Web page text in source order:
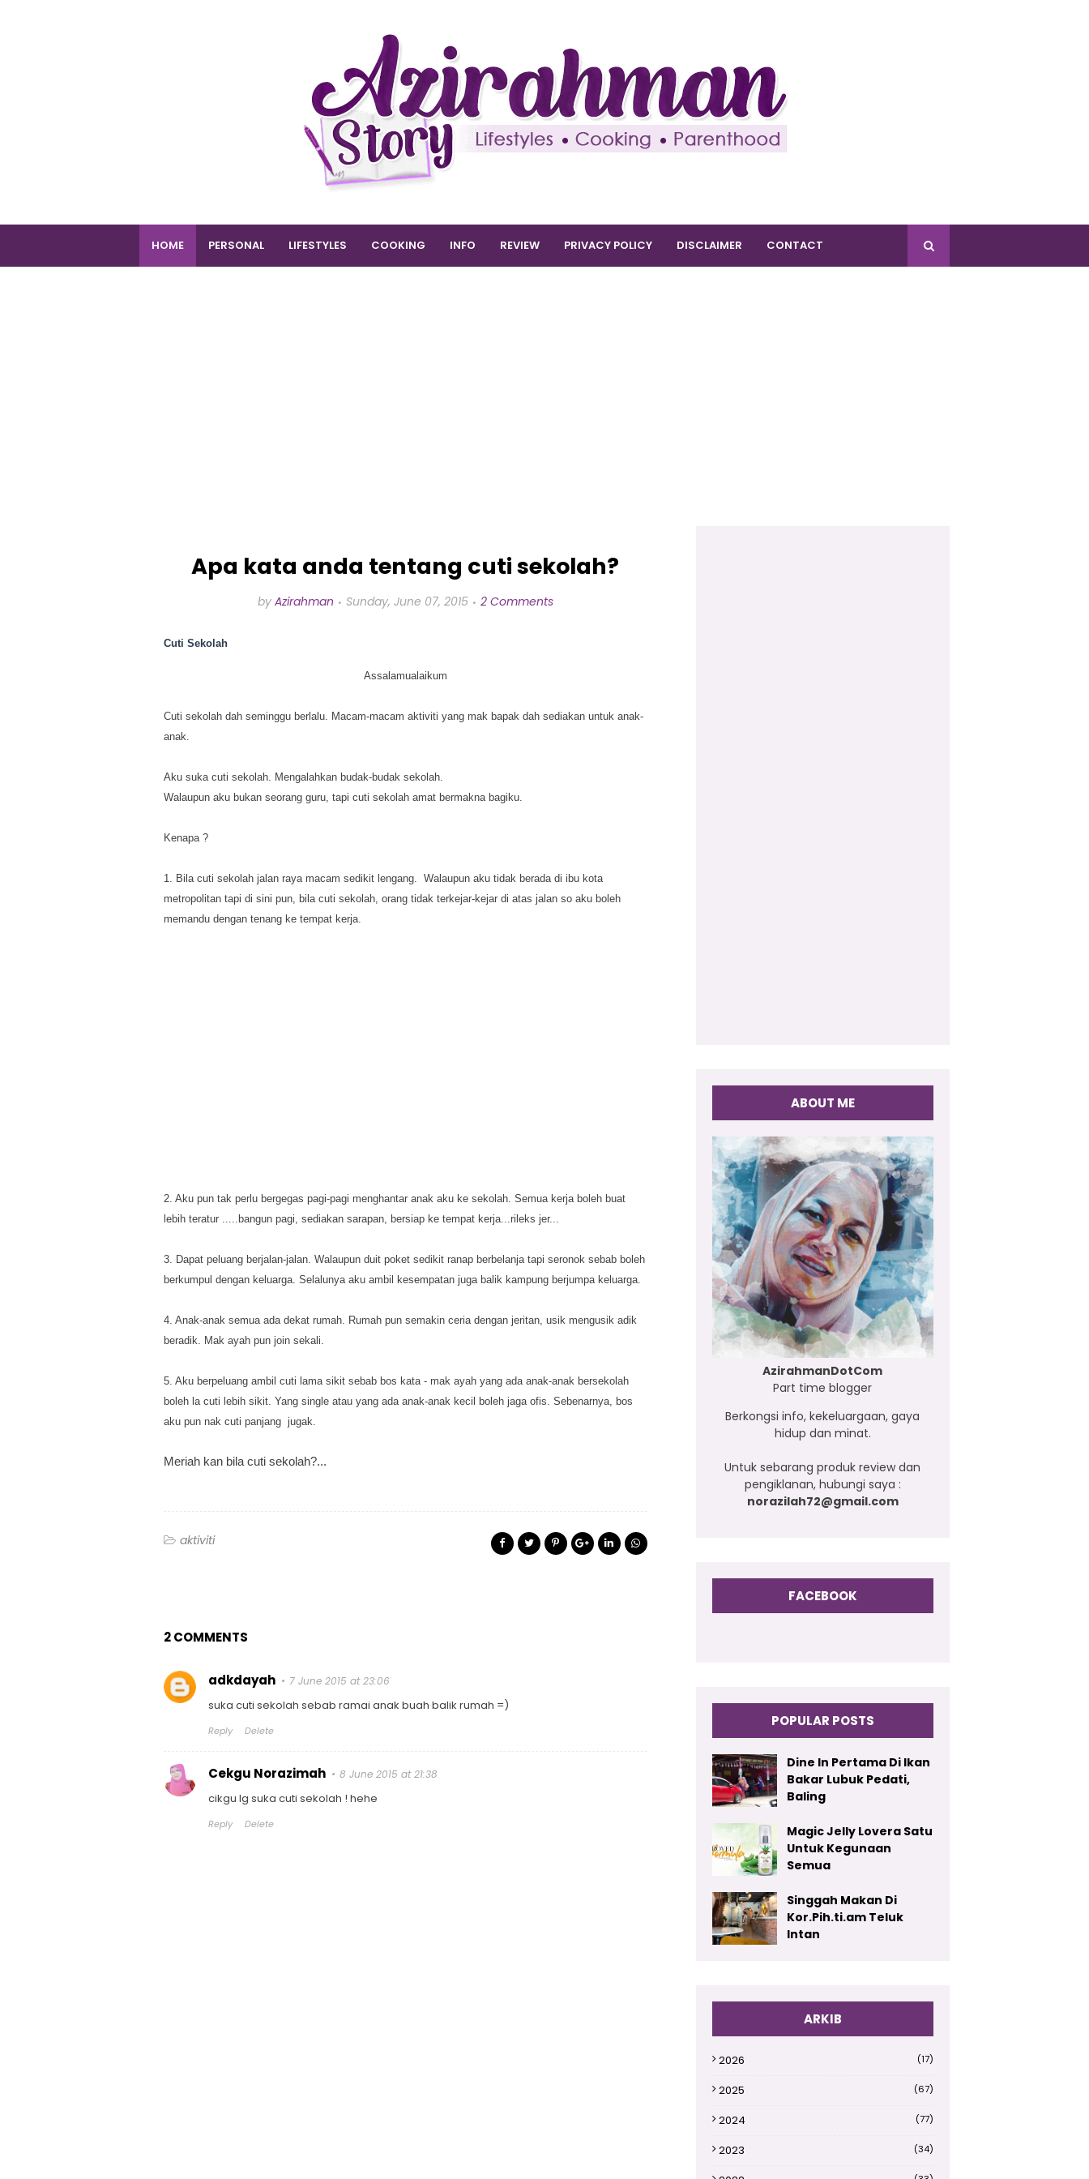
HOME PERSONAL LIFESTYLES COOKING INFO REVIEW PRIVACY POLICY DISCLAIMER CONTACT
Apa kata anda tentang cuti sekolah?
by Azirahman Sunday, June 07, 2015 2 Comments
Cuti Sekolah
Assalamualaikum
Cuti sekolah dah seminggu berlalu. Macam-macam aktiviti yang mak bapak dah sediakan untuk anak-
anak.
Aku suka cuti sekolah. Mengalahkan budak-budak sekolah.
Walaupun aku bukan seorang guru, tapi cuti sekolah amat bermakna bagiku.
Kenapa ?
1. Bila cuti sekolah jalan raya macam sedikit lengang. Walaupun aku tidak berada di ibu kota
metropolitan tapi di sini pun, bila cuti sekolah, orang tidak terkejar-kejar di atas jalan so aku boleh
memandu dengan tenang ke tempat kerja.
2. Aku pun tak perlu bergegas pagi-pagi menghantar anak aku ke sekolah. Semua kerja boleh buat
lebih teratur .....bangun pagi, sediakan sarapan, bersiap ke tempat kerja...rileks jer...
3. Dapat peluang berjalan-jalan. Walaupun duit poket sedikit ranap berbelanja tapi seronok sebab boleh
berkumpul dengan keluarga. Selalunya aku ambil kesempatan juga balik kampung berjumpa keluarga.
4. Anak-anak semua ada dekat rumah. Rumah pun semakin ceria dengan jeritan, usik mengusik adik
beradik. Mak ayah pun join sekali.
5. Aku berpeluang ambil cuti lama sikit sebab bos kata - mak ayah yang ada anak-anak bersekolah
boleh la cuti lebih sikit. Yang single atau yang ada anak-anak kecil boleh jaga ofis. Sebenarnya, bos
aku pun nak cuti panjang jugak.
Meriah kan bila cuti sekolah?...
aktiviti
2 COMMENTS
adkdayah 7 June 2015 at 23:06
suka cuti sekolah sebab ramai anak buah balik rumah =)
Reply Delete
Cekgu Norazimah 8 June 2015 at 21:38
cikgu lg suka cuti sekolah ! hehe
Reply Delete
ABOUT ME
AzirahmanDotCom
Part time blogger
Berkongsi info, kekeluargaan, gaya
hidup dan minat.
Untuk sebarang produk review dan
pengiklanan, hubungi saya :
norazilah72@gmail.com
FACEBOOK
POPULAR POSTS
Dine In Pertama Di Ikan
Bakar Lubuk Pedati,
Baling
Magic Jelly Lovera Satu
Untuk Kegunaan
Semua
Singgah Makan Di
Kor.Pih.ti.am Teluk
Intan
ARKIB
2026 (17)
2025 (67)
2024 (77)
2023 (34)